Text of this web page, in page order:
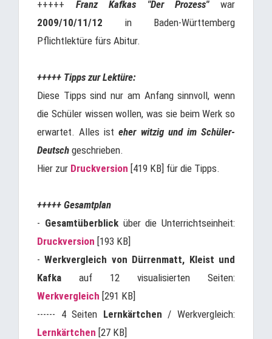
+++++ Franz Kafkas "Der Prozess"
war
2009/10/11/12 in Baden-Württemberg
Pflichtlektüre fürs Abitur.
+++++ Tipps zur Lektüre:
Diese Tipps sind nur am Anfang sinnvoll, wenn
die Schüler wissen wollen, was sie beim Werk so
erwartet. Alles isteher witzig und im Schüler-
Deutsch geschrieben.
Hier zur Druckversion [419 KB] für die Tipps.
+++++ Gesamtplan
- Gesamtüberblicküber die Unterrichtseinheit:
Druckversion [193 KB]
-Werkvergleich von Dürrenmatt, Kleist und
Kafka auf 12 visualisierten Seiten:
Werkvergleich [291 KB]
------ 4 Seiten Lernkärtchen / Werkvergleich:
Lernkärtchen [27 KB]